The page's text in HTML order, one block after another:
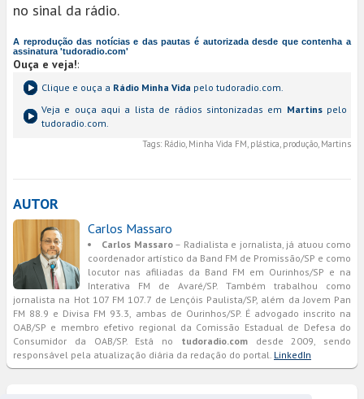
no sinal da rádio.
A reprodução das notícias e das pautas é autorizada desde que contenha a
assinatura 'tudoradio.com'
Ouça e veja!:
Clique e ouça a Rádio Minha Vida pelo tudoradio.com.
Veja e ouça aqui a lista de rádios sintonizadas em Martinspelo
tudoradio.com.
Tags: Rádio, Minha Vida FM, plástica, produção, Martins
AUTOR
Carlos Massaro
Carlos Massaro– Radialista e jornalista, já atuou como
coordenador artístico da Band FM de Promissão/SP e como
locutor nas afiliadas da Band FM em Ourinhos/SP e na
Interativa FM de Avaré/SP. Também trabalhou como
jornalista na Hot 107 FM 107.7 de Lençóis Paulista/SP, além da Jovem Pan
FM 88.9 e Divisa FM 93.3, ambas de Ourinhos/SP. É advogado inscrito na
OAB/SP e membro efetivo regional da Comissão Estadual de Defesa do
Consumidor da OAB/SP. Está no tudoradio.comdesde 2009, sendo
responsável pela atualização diária da redação do portal. LinkedIn